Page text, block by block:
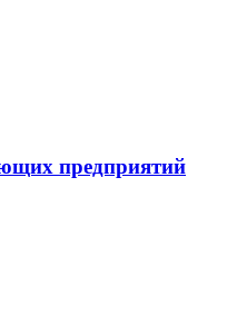
предприятий